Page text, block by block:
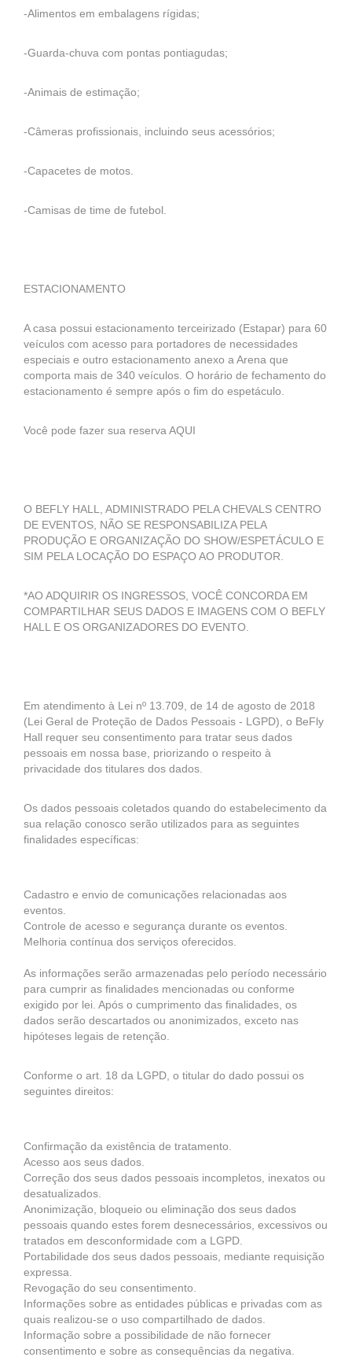
-Alimentos em embalagens rígidas;
-Guarda-chuva com pontas pontiagudas;
-Animais de estimação;
-Câmeras profissionais, incluindo seus acessórios;
-Capacetes de motos.
-Camisas de time de futebol.
ESTACIONAMENTO
A casa possui estacionamento terceirizado (Estapar) para 60
veículos com acesso para portadores de necessidades
especiais e outro estacionamento anexo a Arena que
comporta mais de 340 veículos. O horário de fechamento do
estacionamento é sempre após o fim do espetáculo.
Você pode fazer sua reserva AQUI
O BEFLY HALL, ADMINISTRADO PELA CHEVALS CENTRO
DE EVENTOS, NÃO SE RESPONSABILIZA PELA
PRODUÇÃO E ORGANIZAÇÃO DO SHOW/ESPETÁCULO E
SIM PELA LOCAÇÃO DO ESPAÇO AO PRODUTOR.
*AO ADQUIRIR OS INGRESSOS, VOCÊ CONCORDA EM
COMPARTILHAR SEUS DADOS E IMAGENS COM O BEFLY
HALL E OS ORGANIZADORES DO EVENTO.
Em atendimento à Lei nº 13.709, de 14 de agosto de 2018
(Lei Geral de Proteção de Dados Pessoais - LGPD), o BeFly
Hall requer seu consentimento para tratar seus dados
pessoais em nossa base, priorizando o respeito à
privacidade dos titulares dos dados.
Os dados pessoais coletados quando do estabelecimento da
sua relação conosco serão utilizados para as seguintes
finalidades específicas:
Cadastro e envio de comunicações relacionadas aos
eventos.
Controle de acesso e segurança durante os eventos.
Melhoria contínua dos serviços oferecidos.
As informações serão armazenadas pelo período necessário
para cumprir as finalidades mencionadas ou conforme
exigido por lei. Após o cumprimento das finalidades, os
dados serão descartados ou anonimizados, exceto nas
hipóteses legais de retenção.
Conforme o art. 18 da LGPD, o titular do dado possui os
seguintes direitos:
Confirmação da existência de tratamento.
Acesso aos seus dados.
Correção dos seus dados pessoais incompletos, inexatos ou
desatualizados.
Anonimização, bloqueio ou eliminação dos seus dados
pessoais quando estes forem desnecessários, excessivos ou
tratados em desconformidade com a LGPD.
Portabilidade dos seus dados pessoais, mediante requisição
expressa.
Revogação do seu consentimento.
Informações sobre as entidades públicas e privadas com as
quais realizou-se o uso compartilhado de dados.
Informação sobre a possibilidade de não fornecer
consentimento e sobre as consequências da negativa.